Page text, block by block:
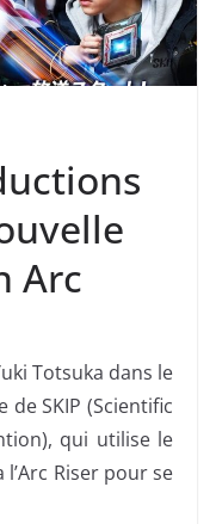
Arc
Totsuka dans le
SKIP (Scientific
qui utilise le
l’Arc Riser pour se